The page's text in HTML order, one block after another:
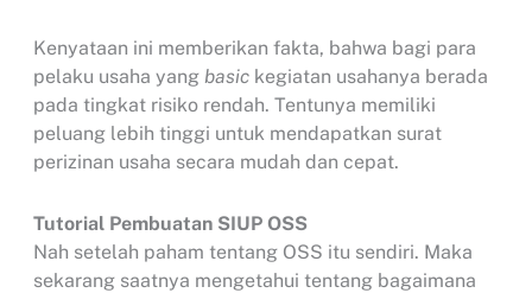
Kenyataan ini memberikan fakta, bahwa bagi para
pelaku usaha yang basickegiatan usahanya berada
pada tingkat risiko rendah. Tentunya memiliki
peluang lebih tinggi untuk mendapatkan surat
perizinan usaha secara mudah dan cepat.
Tutorial Pembuatan SIUP OSS
Nah setelah paham tentang OSS itu sendiri. Maka
sekarang saatnya mengetahui tentang bagaimana